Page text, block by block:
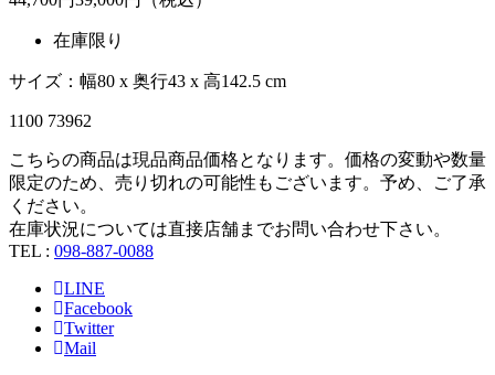
在庫限り
サイズ：幅80 x 奥行43 x 高142.5 cm
1100 73962
こちらの商品は現品商品価格となります。価格の変動や数量
限定のため、売り切れの可能性もございます。予め、ご了承
ください。
在庫状況については直接店舗までお問い合わせ下さい。
TEL : 098-887-0088
LINE
Facebook
Twitter
Mail